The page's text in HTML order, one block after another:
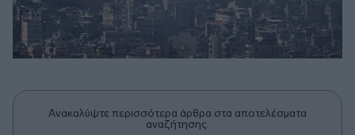
Ανακαλύψτε περισσότερα άρθρα στα αποτελέσματα
αναζήτησης.